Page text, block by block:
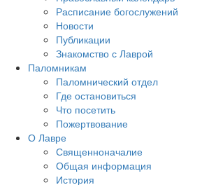
Расписание богослужений
Новости
Публикации
Знакомство с Лаврой
Паломникам
Паломнический отдел
Где остановиться
Что посетить
Пожертвование
О Лавре
Священноначалие
Общая информация
История